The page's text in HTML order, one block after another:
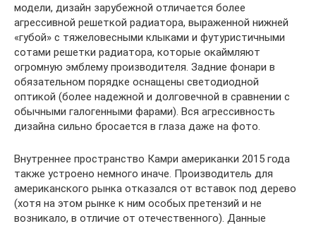
модели, дизайн зарубежной отличается более
агрессивной решеткой радиатора, выраженной нижней
«губой» с тяжеловесными клыками и футуристичными
сотами решетки радиатора, которые окаймляют
огромную эмблему производителя. Задние фонари в
обязательном порядке оснащены светодиодной
оптикой (более надежной и долговечной в сравнении с
обычными галогенными фарами). Вся агрессивность
дизайна сильно бросается в глаза даже на фото.
Внутреннее пространство Камри американки 2015 года
также устроено немного иначе. Производитель для
американского рынка отказался от вставок под дерево
(хотя на этом рынке к ним особых претензий и не
возникало, в отличие от отечественного). Данные